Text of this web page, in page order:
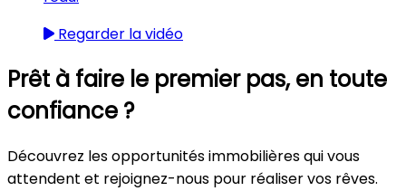
Regarder la vidéo
Prêt à faire le premier pas, en toute
confiance ?
Découvrez les opportunités immobilières qui vous
attendent et rejoignez-nous pour réaliser vos rêves.